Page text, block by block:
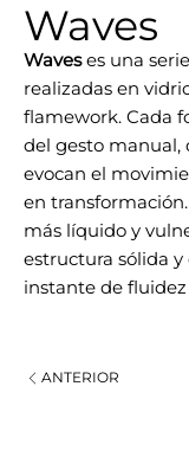
Waves
Waveses una
realizadas en
flamework. Cada
del gesto manual,
evocan el
en
más líquido y
estructura sólida
instante de
ANTERIOR